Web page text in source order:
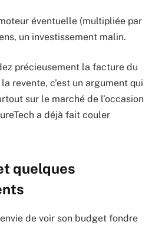
éventuelle (multipliée par
un investissement malin.
précieusement la facture du
revente, c’est un argument qui
sur le marché de l’occasion
a déjà fait couler
quelques
envie de voir son budget fondre